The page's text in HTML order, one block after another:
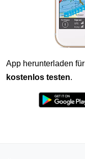
App herunterladen für
kostenlos testen.